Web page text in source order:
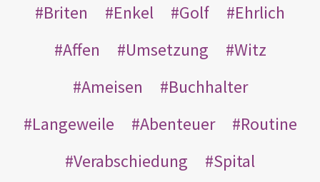
Briten
Enkel Golf
Ehrlich
Affen
Umsetzung
Witz
Ameisen
Buchhalter
Langeweile
Abenteuer
Routine
Verabschiedung
Spital